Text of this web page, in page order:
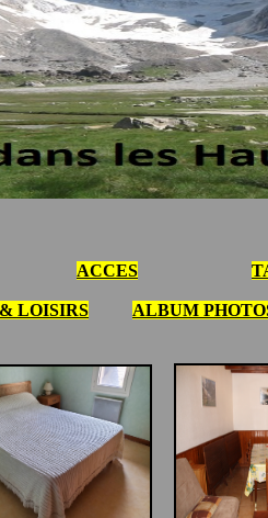
ACCES
LOISIRS ALBUM